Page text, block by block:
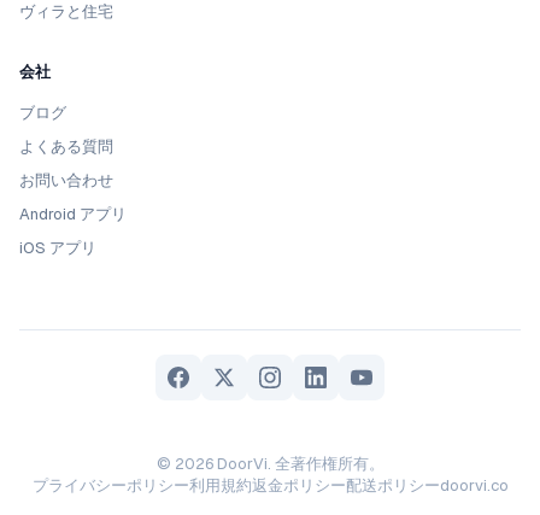
ヴィラと住宅
会社
ブログ
よくある質問
お問い合わせ
Android アプリ
iOS アプリ
© 2026 DoorVi. 全著作権所有。
プライバシーポリシー利用規約返金ポリシー配送ポリシーdoorvi.co